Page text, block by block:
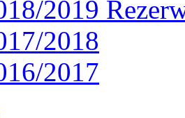
2019
2018
2017